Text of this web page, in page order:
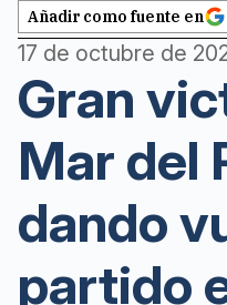
Añadir como fuente en
17 de octubre de
Gran
Mar del
dando
partido